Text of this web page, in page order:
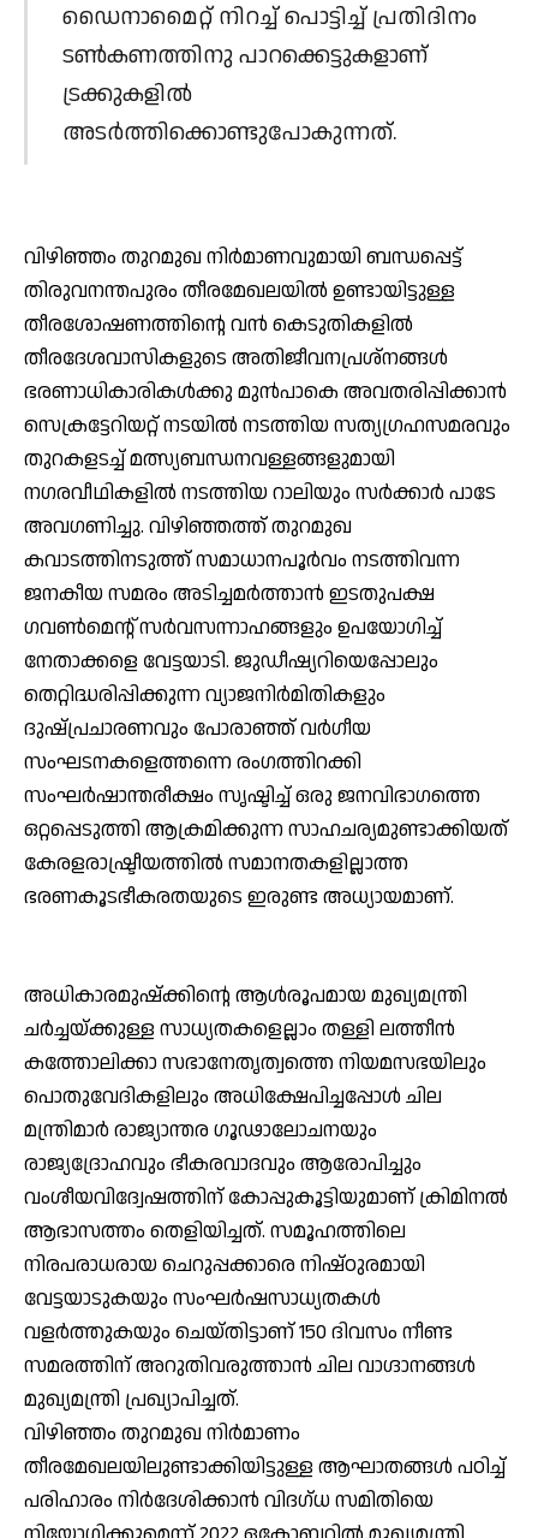
ഡൈനാമൈറ്റ് നിറച്ച് പൊട്ടിച്ച് പ്രതിദിനം
ടണ്‍കണത്തിനു പാറക്കെട്ടുകളാണ്
ട്രക്കുകളില്‍
അടര്‍ത്തിക്കൊണ്ടുപോകുന്നത്.
വിഴിഞ്ഞം തുറമുഖ നിര്‍മാണവുമായി ബന്ധപ്പെട്ട്
തിരുവനന്തപുരം തീരമേഖലയില്‍ ഉണ്ടായിട്ടുള്ള
തീരശോഷണത്തിന്റെ വന്‍ കെടുതികളില്‍
തീരദേശവാസികളുടെ അതിജീവനപ്രശ്നങ്ങള്‍
ഭരണാധികാരികള്‍ക്കു മുന്‍പാകെ അവതരിപ്പിക്കാന്‍
സെക്രട്ടേറിയറ്റ് നടയില്‍ നടത്തിയ സത്യഗ്രഹസമരവും
തുറകളടച്ച് മത്സ്യബന്ധനവള്ളങ്ങളുമായി
നഗരവീഥികളില്‍ നടത്തിയ റാലിയും സര്‍ക്കാര്‍ പാടേ
അവഗണിച്ചു. വിഴിഞ്ഞത്ത് തുറമുഖ
കവാടത്തിനടുത്ത് സമാധാനപൂര്‍വം നടത്തിവന്ന
ജനകീയ സമരം അടിച്ചമര്‍ത്താന്‍ ഇടതുപക്ഷ
ഗവണ്‍മെന്റ് സര്‍വസന്നാഹങ്ങളും ഉപയോഗിച്ച്
നേതാക്കളെ വേട്ടയാടി. ജുഡീഷ്യറിയെപ്പോലും
തെറ്റിദ്ധരിപ്പിക്കുന്ന വ്യാജനിര്‍മിതികളും
ദുഷ്പ്രചാരണവും പോരാഞ്ഞ് വര്‍ഗീയ
സംഘടനകളെത്തന്നെ രംഗത്തിറക്കി
സംഘര്‍ഷാന്തരീക്ഷം സൃഷ്ടിച്ച് ഒരു ജനവിഭാഗത്തെ
ഒറ്റപ്പെടുത്തി ആക്രമിക്കുന്ന സാഹചര്യമുണ്ടാക്കിയത്
കേരളരാഷ്ട്രീയത്തില്‍ സമാനതകളില്ലാത്ത
ഭരണകൂടഭീകരതയുടെ ഇരുണ്ട അധ്യായമാണ്.
അധികാരമുഷ്‌ക്കിന്റെ ആള്‍രൂപമായ മുഖ്യമന്ത്രി
ചര്‍ച്ചയ്ക്കുള്ള സാധ്യതകളെല്ലാം തള്ളി ലത്തീന്‍
കത്തോലിക്കാ സഭാനേതൃത്വത്തെ നിയമസഭയിലും
പൊതുവേദികളിലും അധിക്ഷേപിച്ചപ്പോള്‍ ചില
മന്ത്രിമാര്‍ രാജ്യാന്തര ഗൂഢാലോചനയും
രാജ്യദ്രോഹവും ഭീകരവാദവും ആരോപിച്ചും
വംശീയവിദ്വേഷത്തിന് കോപ്പുകൂട്ടിയുമാണ് ക്രിമിനല്‍
ആഭാസത്തം തെളിയിച്ചത്. സമൂഹത്തിലെ
നിരപരാധരായ ചെറുപ്പക്കാരെ നിഷ്ഠുരമായി
വേട്ടയാടുകയും സംഘര്‍ഷസാധ്യതകള്‍
വളര്‍ത്തുകയും ചെയ്തിട്ടാണ് 150 ദിവസം നീണ്ട
സമരത്തിന് അറുതിവരുത്താന്‍ ചില വാഗ്ദാനങ്ങള്‍
മുഖ്യമന്ത്രി പ്രഖ്യാപിച്ചത്.
വിഴിഞ്ഞം തുറമുഖ നിര്‍മാണം
തീരമേഖലയിലുണ്ടാക്കിയിട്ടുള്ള ആഘാതങ്ങള്‍ പഠിച്ച്
പരിഹാരം നിര്‍ദേശിക്കാന്‍ വിദഗ്ധ സമിതിയെ